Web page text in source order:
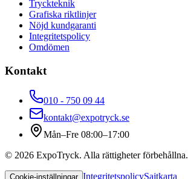
Tryckteknik
Grafiska riktlinjer
Nöjd kundgaranti
Integritetspolicy
Omdömen
Kontakt
010 - 750 09 44
kontakt@expotryck.se
Mån–Fre 08:00–17:00
© 2026 ExpoTryck. Alla rättigheter förbehållna.
Cookie-inställningar IntegritetspolicySajtkarta